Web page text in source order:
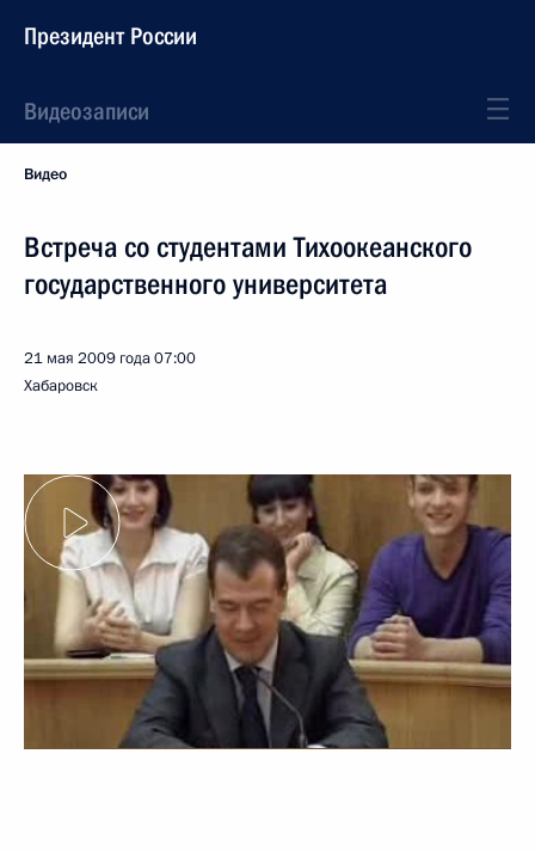
Президент России
Видеозаписи
Видео
Встреча со студентами Тихоокеанского
государственного университета
21 мая 2009 года07:00
Хабаровск